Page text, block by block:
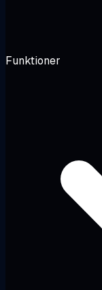
Funktioner